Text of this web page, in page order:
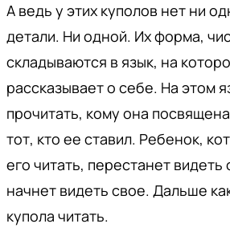
А ведь у этих куполов нет ни
детали. Ни одной. Их форма,
складываются в язык, на
рассказывает о себе. На этом
прочитать, кому она
тот, кто ее ставил. Ребенок,
его читать, перестанет видеть
начнет видеть свое. Дальше
купола читать.